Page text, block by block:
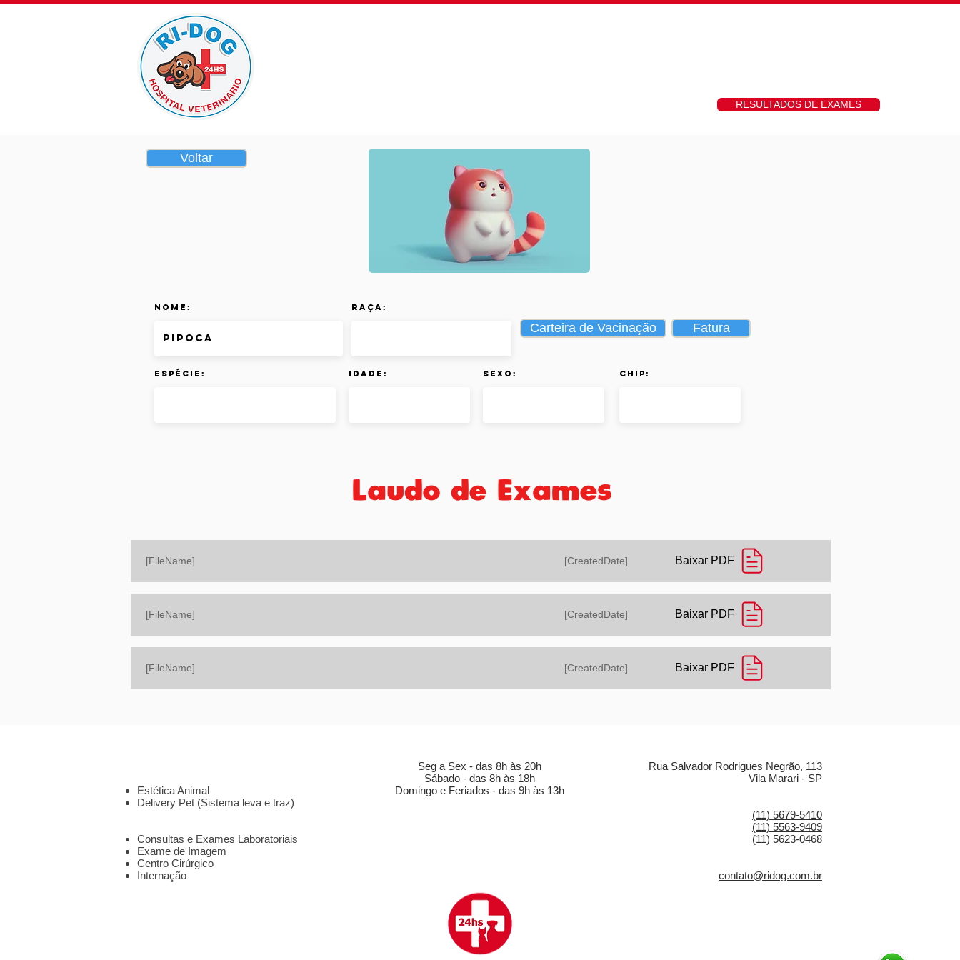
RESULTADOS DE EXAMES
Voltar
Nome: Raça:
Carteira de Vacinação Fatura
Espécie: Idade: Sexo: Chip:
Laudo de Exames
[FileName] [CreatedDate] Baixar PDF
[FileName] [CreatedDate] Baixar PDF
[FileName] [CreatedDate] Baixar PDF
Estética Animal
Delivery Pet (Sistema leva e traz)
Consultas e Exames Laboratoriais
Exame de Imagem
Centro Cirúrgico
Internação
Seg a Sex - das 8h às 20h
Sábado - das 8h às 18h
Domingo e Feriados - das 9h às 13h
Rua Salvador Rodrigues Negrão, 113
Vila Marari - SP
(11) 5679-5410
(11) 5563-9409
(11) 5623-0468
contato@ridog.com.br